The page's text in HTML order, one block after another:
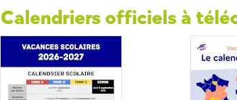
Calendriers officiels à